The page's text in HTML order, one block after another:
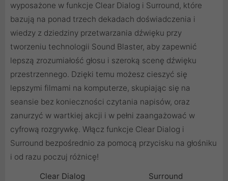
wyposażone w funkcje Clear Dialog i Surround, które
bazują na ponad trzech dekadach doświadczenia i
wiedzy z dziedziny przetwarzania dźwięku przy
tworzeniu technologii Sound Blaster, aby zapewnić
lepszą zrozumiałość głosu i szeroką scenę dźwięku
przestrzennego. Dzięki temu możesz cieszyć się
lepszymi filmami na komputerze, skupiając się na
seansie bez konieczności czytania napisów, oraz
zanurzyć w wartkiej akcji i w pełni zaangażować w
cyfrową rozgrywkę. Włącz funkcje Clear Dialog i
Surround bezpośrednio za pomocą przycisku na głośniku
i od razu poczuj różnicę!
Clear Dialog
Surround